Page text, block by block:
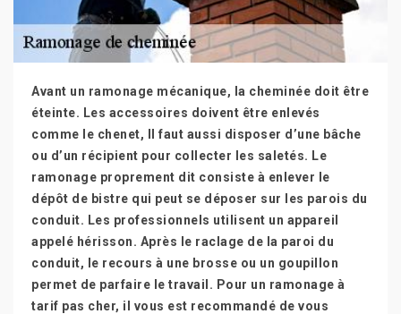
Avant un ramonage mécanique, la cheminée doit être
éteinte. Les accessoires doivent être enlevés
comme le chenet, Il faut aussi disposer d’une bâche
ou d’un récipient pour collecter les saletés. Le
ramonage proprement dit consiste à enlever le
dépôt de bistre qui peut se déposer sur les parois du
conduit. Les professionnels utilisent un appareil
appelé hérisson. Après le raclage de la paroi du
conduit, le recours à une brosse ou un goupillon
permet de parfaire le travail. Pour un ramonage à
tarif pas cher, il vous est recommandé de vous